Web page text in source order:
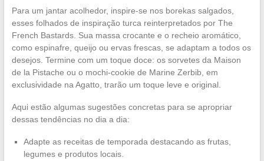
Para um jantar acolhedor, inspire-se nos borekas salgados,
esses folhados de inspiração turca reinterpretados por The
French Bastards. Sua massa crocante e o recheio aromático,
como espinafre, queijo ou ervas frescas, se adaptam a todos os
desejos. Termine com um toque doce: os sorvetes da Maison
de la Pistache ou o mochi-cookie de Marine Zerbib, em
exclusividade na Agatto, trarão um toque leve e original.
Aqui estão algumas sugestões concretas para se apropriar
dessas tendências no dia a dia:
Adapte as receitas de temporada destacando as frutas,
legumes e produtos locais.